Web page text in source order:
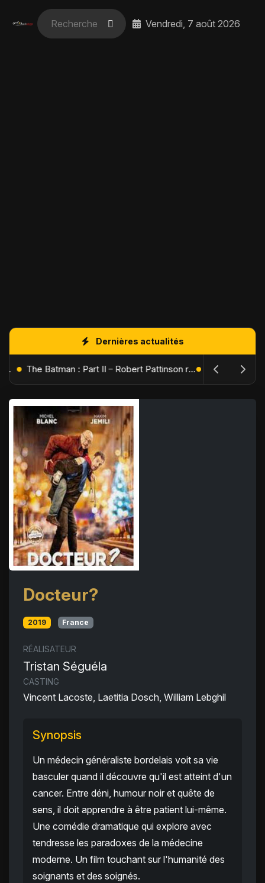
Vendredi, 7 août 2026
Dernières actualités
L'Âge de Glace : Le Réveil du Volcan – Manny, Sid et Diego de retour pour une aventure explosive The Batman : Part II – Robert Pattinson replonge dans les ténèbres de Gotham dès octobre 2027
Docteur?
2019 France
RÉALISATEUR
Tristan Séguéla
CASTING
Vincent Lacoste, Laetitia Dosch, William Lebghil
Synopsis
Un médecin généraliste bordelais voit sa vie
basculer quand il découvre qu'il est atteint d'un
cancer. Entre déni, humour noir et quête de
sens, il doit apprendre à être patient lui-même.
Une comédie dramatique qui explore avec
tendresse les paradoxes de la médecine
moderne. Un film touchant sur l'humanité des
soignants et des soignés.